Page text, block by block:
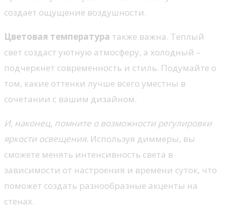
создает ощущение воздушности.
Цветовая температура также важна. Теплый
свет создаст уютную атмосферу, а холодный –
подчеркнет современность и стиль. Подумайте о
том, какие оттенки лучше всего уместны в
сочетании с вашим дизайном.
И, наконец, помните о возможности регулировки
яркости освещения. Используя диммеры, вы
сможете менять интенсивность света в
зависимости от настроения и времени суток, что
поможет создать разнообразные акценты на
стенах.